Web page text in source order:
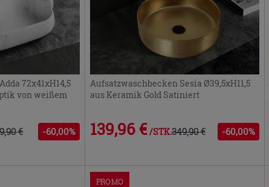
72x41xH14,5
von weißem
€ -60,00%
Aufsatzwaschbecken Sesia Ø39,5xH11,5
aus Keramik Gold Satiniert
139,96 € /STK.349,90 € -60,00%
PROMO